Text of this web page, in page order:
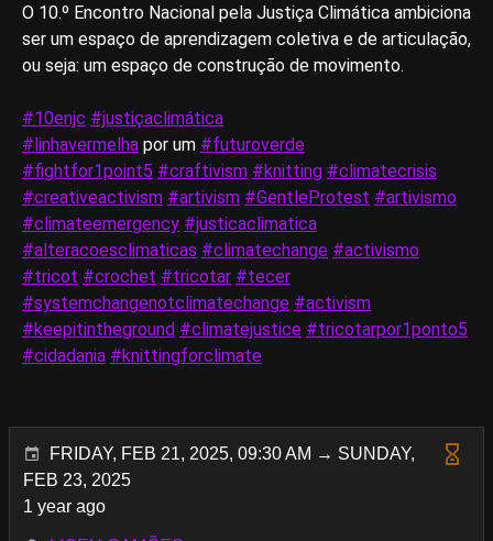
O 10.º Encontro Nacional pela Justiça Climática ambiciona
ser um espaço de aprendizagem coletiva e de articulação,
ou seja: um espaço de construção de movimento.
#10enjc #justiçaclimática
#linhavermelha por um #futuroverde
#fightfor1point5 #craftivism #knitting #climatecrisis
#creativeactivism #artivism #GentleProtest #artivismo
#climateemergency #justicaclimatica
#alteracoesclimaticas #climatechange #activismo
#tricot #crochet #tricotar #tecer
#systemchangenotclimatechange #activism
#keepitintheground #climatejustice #tricotarpor1ponto5
#cidadania #knittingforclimate
FRIDAY, FEB 21, 2025, 09:30 AM → SUNDAY,
FEB 23, 2025
1 year ago